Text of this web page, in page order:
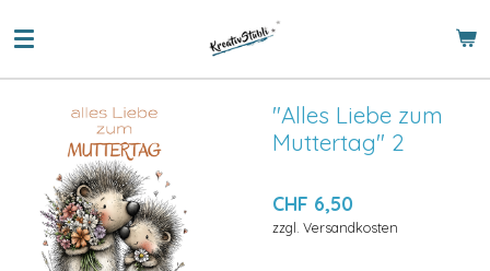
Hauptinhalt
"Alles Liebe zum
Muttertag" 2
CHF 6,50
zzgl. Versandkosten